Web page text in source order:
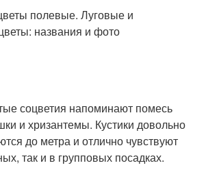
соцветия напоминают помесь
и хризантемы. Кустики довольно
до метра и отлично чувствуют
так и в групповых посадках.